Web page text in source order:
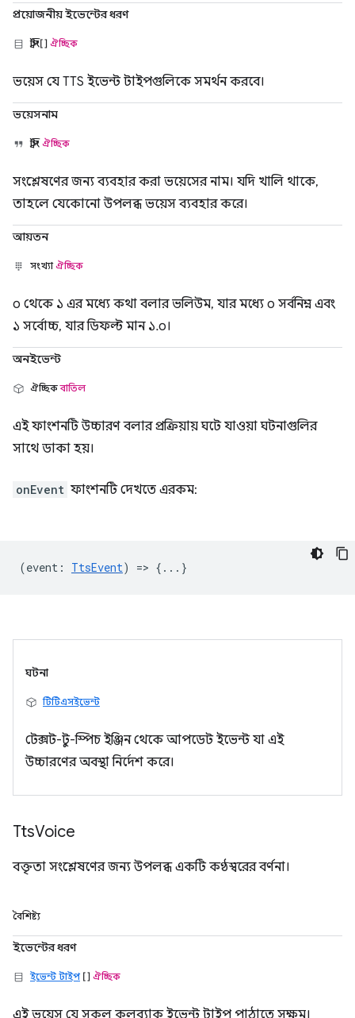
প্রয়োজনীয় ইভেন্টের ধরণ
স্ট্রিং[] ঐচ্ছিক
ভয়েস যে TTS ইভেন্ট টাইপগুলিকে সমর্থন করবে।
ভয়েসনাম
স্ট্রিং ঐচ্ছিক
সংশ্লেষণের জন্য ব্যবহার করা ভয়েসের নাম। যদি খালি থাকে,
তাহলে যেকোনো উপলব্ধ ভয়েস ব্যবহার করে।
আয়তন
সংখ্যাঐচ্ছিক
০ থেকে ১ এর মধ্যে কথা বলার ভলিউম, যার মধ্যে ০ সর্বনিম্ন এবং
১ সর্বোচ্চ, যার ডিফল্ট মান ১.০।
অনইভেন্ট
ঐচ্ছিকবাতিল
এই ফাংশনটি উচ্চারণ বলার প্রক্রিয়ায় ঘটে যাওয়া ঘটনাগুলির
সাথে ডাকা হয়।
onEvent ফাংশনটি দেখতে এরকম:
(event : TtsEvent) => {...}
ঘটনা
টিটিএসইভেন্ট
টেক্সট-টু-স্পিচ ইঞ্জিন থেকে আপডেট ইভেন্ট যা এই
উচ্চারণের অবস্থা নির্দেশ করে।
TtsVoice
বক্তৃতা সংশ্লেষণের জন্য উপলব্ধ একটি কণ্ঠস্বরের বর্ণনা।
বৈশিষ্ট্য
ইভেন্টের ধরণ
ইভেন্ট টাইপ[] ঐচ্ছিক
এই ভয়েস যে সকল কলব্যাক ইভেন্ট টাইপ পাঠাতে সক্ষম।